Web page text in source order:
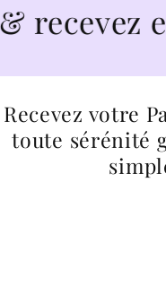
en
Recevez votre
toute sérénité